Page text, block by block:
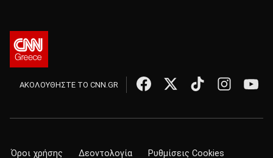
ΑΚΟΛΟΥΘΗΣΤΕ ΤΟ CNN.GR
Όροι χρήσης Δεοντολογία Ρυθμίσεις Cookies